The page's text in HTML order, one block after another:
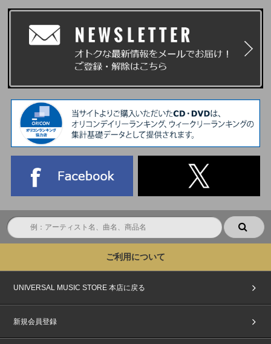
ント前日19:00頃目安＞にてchordよりメールにてご案内いたします。
イベント当日は、当選者受付にてご本人確認を行います。
1、『パスコード(chord発行電子チケット)』
2、『公的機関が発行した顔写真付きの指定身分証明書』(写真・コピー・期
をご持参の上、各自記載された集合時間にお集まりください。
詳しくは、下記URLご本人確認詳細および注意事項にてご確認ください。
https://www.universal-music.co.jp/andteam/honnin-kakunin/
※上記2点をお持ちでない方は、いかなる理由があってもご参加いただけま
せん。あらかじめご了承ください。
※上記2点のお客様情報が一致されない際は、ご当選された方でも当日の当
■イベントに関する注意事項
・本イベントは、ユニバーサルミュージック合同会社(UNIVERSAL MUSIC
LLC)、株式会社HYBE JAPAN、WEVERSE JAPAN株式会社およびBEENOS
互に使用させていただきます。あらかじめご了承ください。
・当選されたご本人以外は、いかなる理由でもご参加できません。ご本人様
に代わりご家族やご友人が来場された場合も、理由に関わらずご入場できま
せん。その場合、CD商品の払戻しや返金等も一切行いません。
・参加権利のご家族・ご友人を含めた第三者への転売、譲渡は固く禁止いた
します。また、偽造・複製等の不正は犯罪です。発覚した場合は、今後のイ
ベントへのご参加をお断りいたします。悪質な場合は警察に通報いたしま
を負いかねます。
・未成年の方は保護者の方の同意を得た上でご応募・ご参加ください。未成
年の方がご応募・ご参加された場合は、保護者の方の同意を得たものとみな
します。また、保護者の方に同意を得られない場合は、イベントへのご参加
ご利用について
UNIVERSAL MUSIC STORE 本店に戻る
新規会員登録